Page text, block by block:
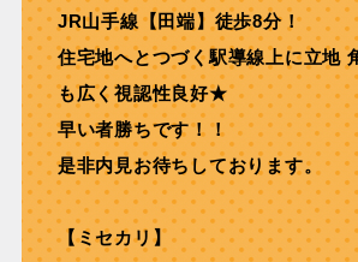
JR⼭⼿線【⽥端】徒歩8分！
住宅地へとつづく駅導線上に⽴地
も広く視認性良好★
早い者勝ちです！！
是非内見お待ちしております。
【ミセカリ】